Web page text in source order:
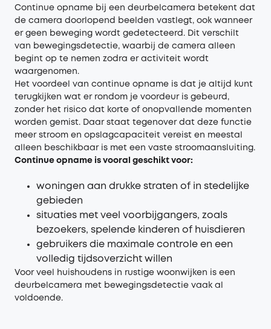
Continue opname bij een deurbelcamera betekent dat
de camera doorlopend beelden vastlegt, ook wanneer
er geen beweging wordt gedetecteerd. Dit verschilt
van bewegingsdetectie, waarbij de camera alleen
begint op te nemen zodra er activiteit wordt
waargenomen.
Het voordeel van continue opname is dat je altijd kunt
terugkijken wat er rondom je voordeur is gebeurd,
zonder het risico dat korte of onopvallende momenten
worden gemist. Daar staat tegenover dat deze functie
meer stroom en opslagcapaciteit vereist en meestal
alleen beschikbaar is met een vaste stroomaansluiting.
Continue opname is vooral geschikt voor:
woningen aan drukke straten of in stedelijke
gebieden
situaties met veel voorbijgangers, zoals
bezoekers, spelende kinderen of huisdieren
gebruikers die maximale controle en een
volledig tijdsoverzicht willen
Voor veel huishoudens in rustige woonwijken is een
deurbelcamera met bewegingsdetectie vaak al
voldoende.